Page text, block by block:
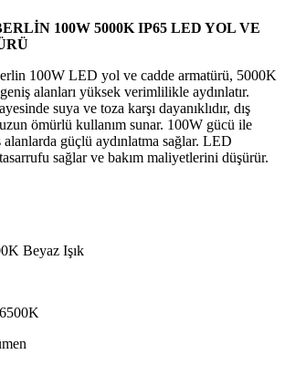
100W 5000K IP65 LED YOL VE
100W LED yol ve cadde armatürü, 5000K
alanları yüksek verimlilikle aydınlatır.
suya ve toza karşı dayanıklıdır, dış
ömürlü kullanım sunar. 100W gücü ile
güçlü aydınlatma sağlar. LED
sağlar ve bakım maliyetlerini düşürür.
Beyaz Işık